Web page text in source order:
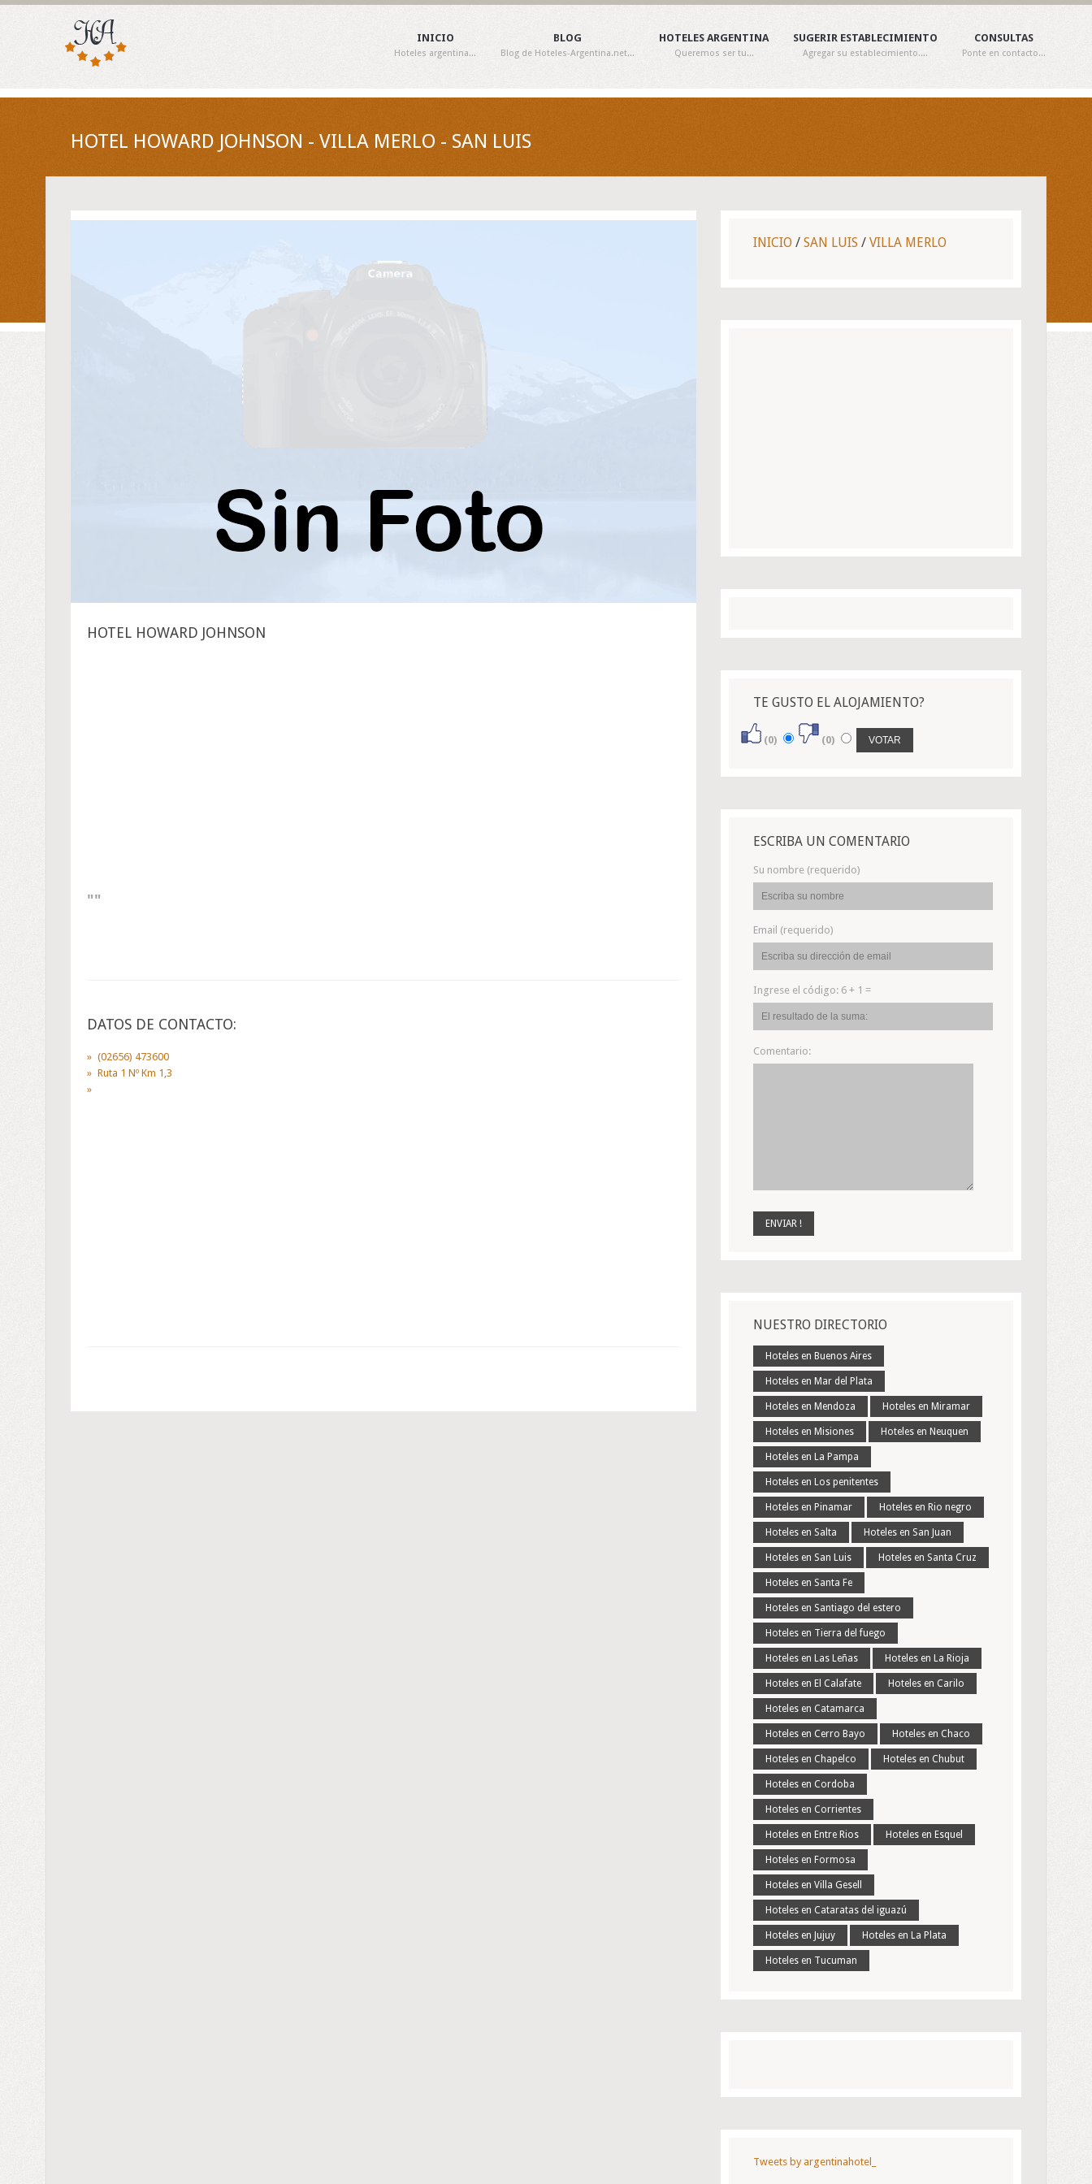
INICIO
Hoteles argentina...
BLOG
Blog de Hoteles-Argentina.net...
HOTELES ARGENTINA
Queremos ser tu...
SUGERIR ESTABLECIMIENTO
Agregar su establecimiento....
CONSULTAS
Ponte en contacto...
HOTEL HOWARD JOHNSON - VILLA MERLO - SAN LUIS
HOTEL HOWARD JOHNSON
DATOS DE CONTACTO:
(02656) 473600
Ruta 1 Nº Km 1,3
INICIO / SAN LUIS / VILLA MERLO
TE GUSTO EL ALOJAMIENTO?
(0) (0)
ESCRIBA UN COMENTARIO
Su nombre (requerido)
Email (requerido)
Ingrese el código: 6 + 1 =
Comentario:
NUESTRO DIRECTORIO
Hoteles en Buenos Aires
Hoteles en Mar del Plata
Hoteles en Mendoza Hoteles en Miramar
Hoteles en Misiones Hoteles en Neuquen
Hoteles en La Pampa
Hoteles en Los penitentes
Hoteles en Pinamar Hoteles en Rio negro
Hoteles en Salta Hoteles en San Juan
Hoteles en San Luis Hoteles en Santa Cruz
Hoteles en Santa Fe
Hoteles en Santiago del estero
Hoteles en Tierra del fuego
Hoteles en Las Leñas Hoteles en La Rioja
Hoteles en El Calafate Hoteles en Carilo
Hoteles en Catamarca
Hoteles en Cerro Bayo Hoteles en Chaco
Hoteles en Chapelco Hoteles en Chubut
Hoteles en Cordoba
Hoteles en Corrientes
Hoteles en Entre Rios Hoteles en Esquel
Hoteles en Formosa
Hoteles en Villa Gesell
Hoteles en Cataratas del iguazú
Hoteles en Jujuy Hoteles en La Plata
Hoteles en Tucuman
Tweets by argentinahotel_